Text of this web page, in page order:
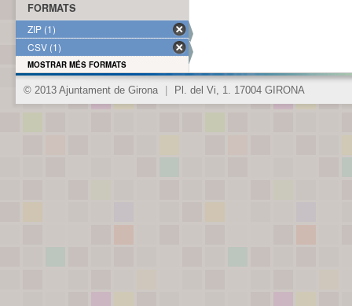
FORMATS
ZIP (1)
CSV (1)
MOSTRAR MÉS FORMATS
© 2013 Ajuntament de Girona Pl. del Vi, 1. 17004 GIRONA